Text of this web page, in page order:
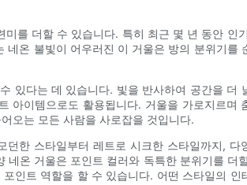
를 더할 수 있습니다. 특히 최근 몇 년 동안 인
온 불빛이 어우러진 이 거울은 방의 분위기를
있다는 데 있습니다. 빛을 반사하여 공간을 더
아이템으로도 활용됩니다. 거울을 가로지르며
오는 모든 사람을 사로잡을 것입니다.
한 스타일부터 레트로 시크한 스타일까지, 다
온 거울은 포인트 컬러와 독특한 분위기를 더
인트 역할을 할 수 있습니다. 어떤 스타일의 인